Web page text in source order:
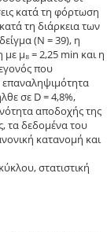
κατά τη φόρτωση
τη διάρκεια των
(N = 39), η
μ₈ = 2,25 min και η
που
επαναληψιμότητα
σε D = 4,8%,
αποδοχής της
τα δεδομένα του
κατανομή και
στατιστική